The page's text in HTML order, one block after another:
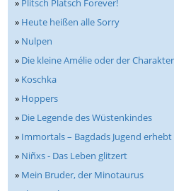
» Plitsch Platsch Forever!
» Heute heißen alle Sorry
» Nulpen
» Die kleine Amélie oder der
» Koschka
» Hoppers
» Die Legende des Wüstenkindes
» Immortals – Bagdads Jugend
» Niñxs - Das Leben glitzert
» Mein Bruder, der Minotaurus